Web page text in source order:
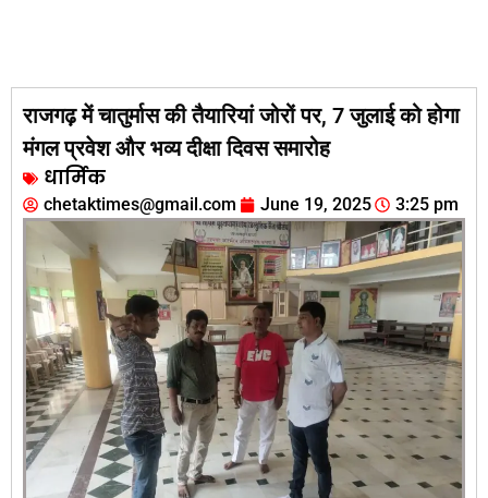
राजगढ़ में चातुर्मास की तैयारियां जोरों पर, 7 जुलाई को होगा
मंगल प्रवेश और भव्य दीक्षा दिवस समारोह
धार्मिक
chetaktimes@gmail.com June 19, 2025 3:25 pm